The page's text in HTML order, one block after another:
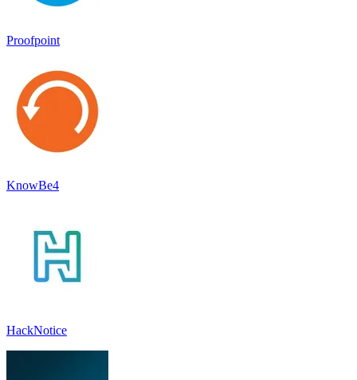
Proofpoint
KnowBe4
HackNotice